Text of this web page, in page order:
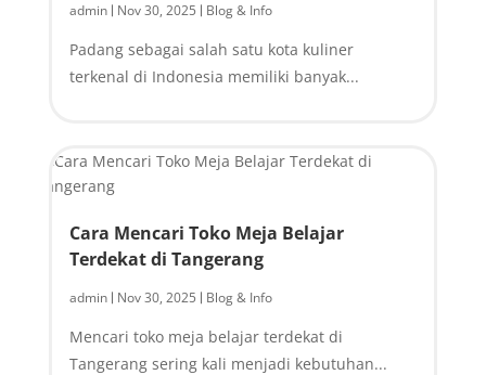
admin | Nov 30, 2025 | Blog & Info
Padang sebagai salah satu kota kuliner
terkenal di Indonesia memiliki banyak...
Cara Mencari Toko Meja Belajar
Terdekat di Tangerang
admin | Nov 30, 2025 | Blog & Info
Mencari toko meja belajar terdekat di
Tangerang sering kali menjadi kebutuhan...